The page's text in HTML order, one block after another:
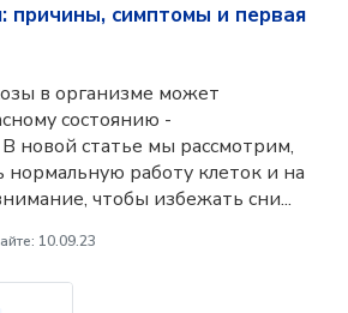
причины, симптомы и первая
в организме может
состоянию -
новой статье мы рассмотрим,
нормальную работу клеток и на
чтобы избежать сни...
10.09.23